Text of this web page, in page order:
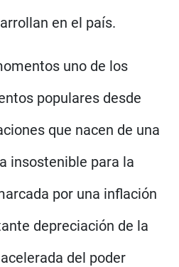
en el país.
uno de los
populares desde
que nacen de una
insostenible para la
por una inflación
depreciación de la
del poder